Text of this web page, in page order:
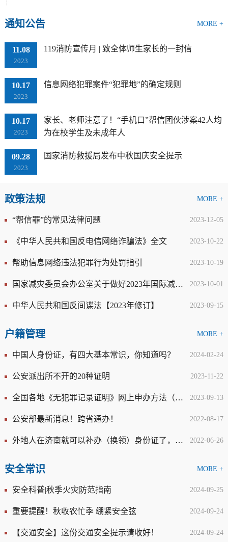
通知公告 MORE +
11.08
2023
119消防宣传月 | 致全体师生家长的一封信
10.17
2023
信息网络犯罪案件“犯罪地”的确定规则
10.17
2023
家长、老师注意了！“手机口”帮信团伙涉案42人均
为在校学生及未成年人
09.28
2023
国家消防救援局发布中秋国庆安全提示
政策法规 MORE +
2023-12-05
“帮信罪”的常见法律问题
2023-10-22
《中华人民共和国反电信网络诈骗法》全文
2023-10-19
帮助信息网络违法犯罪行为处罚指引
2023-10-01
国家减灾委员会办公室关于做好2023年国际减灾日有关工作的通知
2023-09-15
中华人民共和国反间谍法【2023年修订】
户籍管理 MORE +
2024-02-24
中国人身份证，有四大基本常识，你知道吗？
2023-11-22
公安派出所不开的20种证明
2023-09-13
全国各地《无犯罪记录证明》网上申办方法（全国），赶紧收藏！
2022-08-17
公安部最新消息！跨省通办！
2022-06-26
外地人在济南就可以补办（换领）身份证了，攻略在此！
安全常识 MORE +
2024-09-25
安全科普|秋季火灾防范指南
2024-09-24
重要提醒！秋收农忙季 绷紧安全弦
2024-09-24
【交通安全】这份交通安全提示请收好！